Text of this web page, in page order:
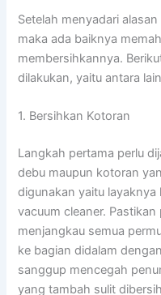
Setelah menyadari
maka ada baiknya
membersihkannya.
dilakukan, yaitu antara
1. Bersihkan Kotoran
Langkah pertama perlu
debu maupun kotoran
digunakan yaitu
vacuum cleaner.
menjangkau semua
ke bagian didalam
sanggup mencegah
yang tambah sulit